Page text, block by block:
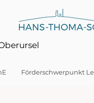
Förderschwerpunkt